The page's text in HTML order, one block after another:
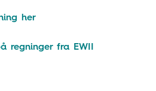
her
regninger fra EWII